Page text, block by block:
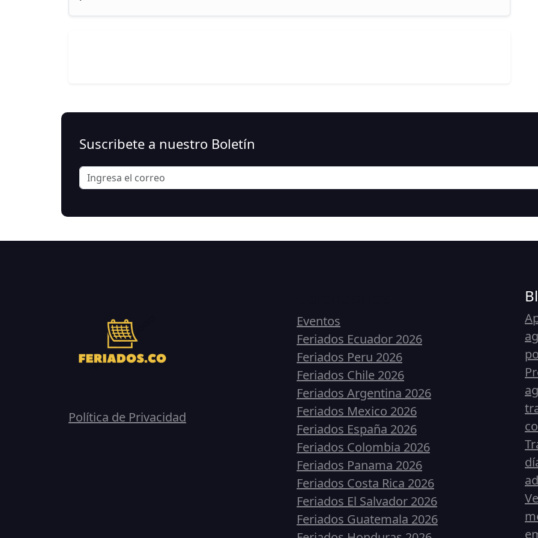
Suscribete a nuestro Boletín
Política de Privacidad
Eventos
Feriados Ecuador 2026
Feriados Peru 2026
Feriados Chile 2026
Feriados Argentina 2026
Feriados Mexico 2026
Feriados España 2026
Feriados Colombia 2026
Feriados Panama 2026
Feriados Costa Rica 2026
Feriados El Salvador 2026
Feriados Guatemala 2026